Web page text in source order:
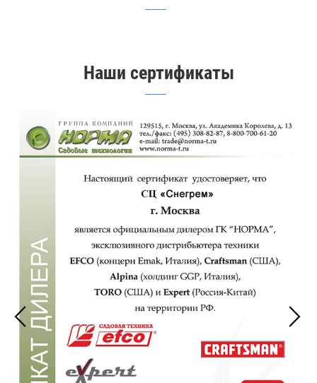
Наши сертификаты